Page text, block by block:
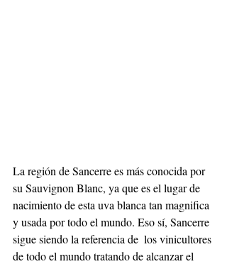
La región de Sancerre es más conocida por
su Sauvignon Blanc, ya que es el lugar de
nacimiento de esta uva blanca tan magnifica
y usada por todo el mundo. Eso sí, Sancerre
sigue siendo la referencia de  los vinicultores
de todo el mundo tratando de alcanzar el